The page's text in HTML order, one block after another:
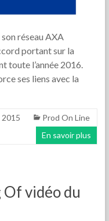
réseau AXA
portant sur la
toute l’année 2016.
ses liens avec la
2015
Prod On Line
En savoir plus
vidéo du